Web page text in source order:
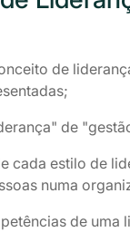
de
de
cada estilo de
numa
de uma